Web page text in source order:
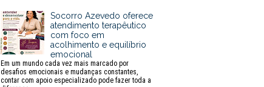
Socorro Azevedo oferece
atendimento terapêutico
com foco em
acolhimento e equilíbrio
emocional
Em um mundo cada vez mais marcado por
desafios emocionais e mudanças constantes,
contar com apoio especializado pode fazer toda a